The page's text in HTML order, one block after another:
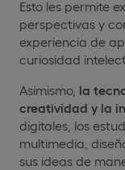
Esto les permite
perspectivas y
experiencia de
curiosidad
Asimismo, la
creatividad y la
digitales, los
multimedia,
sus ideas de